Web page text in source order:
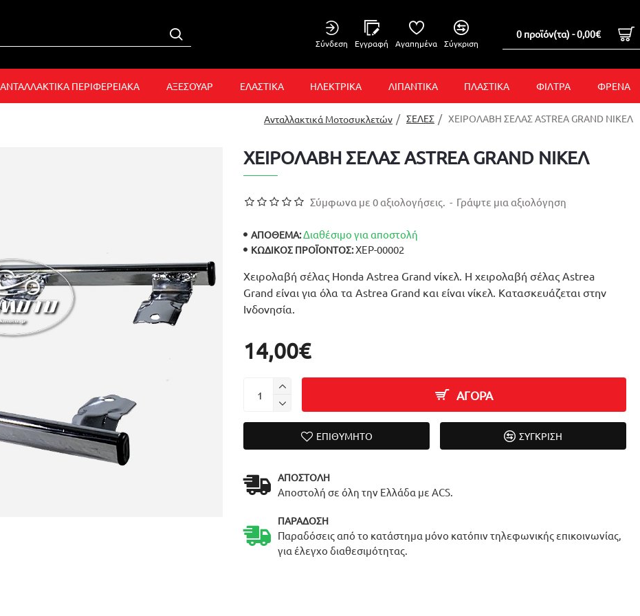
Σύνδεση Εγγραφή Αγαπημένα Σύγκριση
0 προϊόν(τα) - 0,00€
ΑΝΤΑΛΛΑΚΤΙΚΑ ΠΕΡΙΦΕΡΕΙΑΚΑ ΑΞΕΣΟΥΑΡ ΕΛΑΣΤΙΚΑ ΗΛΕΚΤΡΙΚΑ ΛΙΠΑΝΤΙΚΑ ΠΛΑΣΤΙΚΑ ΦΙΛΤΡΑ ΦΡΕΝΑ
Ανταλλακτικά Μοτοσυκλετών ΣΕΛΕΣ ΧΕΙΡΟΛΑΒΗ ΣΕΛΑΣ ASTREA GRAND ΝΙΚΕΛ
ΧΕΙΡΟΛΑΒΗ ΣΕΛΑΣ ASTREA GRAND ΝΙΚΕΛ
Χειρολαβή σέλας Honda Astrea Grand νίκελ. Η χειρολαβή σέλας Astrea
Grand είναι για όλα τα Astrea Grand και είναι νίκελ. Κατασκευάζεται στην
Ινδονησία.
ΑΠΟΘΕΜΑ:Διαθέσιμο για αποστολή
ΚΩΔΙΚΌΣ ΠΡΟΪΌΝΤΟΣ:ΧΕΡ-00002
Σύμφωνα με 0 αξιολογήσεις. - Γράψτε μια αξιολόγηση
14,00€
ΑΓΟΡΑ
ΕΠΙΘΥΜΗΤΌ ΣΎΓΚΡΙΣΗ
ΑΠΟΣΤΟΛΉ
Αποστολή σε όλη την Ελλάδα με ACS.
ΠΑΡΆΔΟΣΗ
Παραδόσεις από το κατάστημα μόνο κατόπιν τηλεφωνικής επικοινωνίας,
για έλεγχο διαθεσιμότητας.